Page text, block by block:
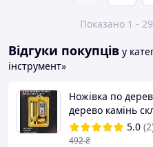
Показано 1 -
Відгуки покупців у
інструмент»
Ножівка по
дерево камінь
черепиця кахель
в наборі з
5.0
492₴